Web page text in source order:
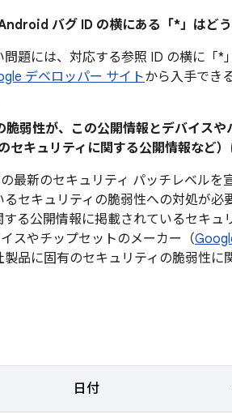
バグ ID の横にある「*」はど
題には、対応する参照 ID の横に「
デベロッパー サイトから入手でき
脆弱性が、この公開情報とデバイス
セキュリティに関する公開情報など
最新のセキュリティ パッチレベル
セキュリティの脆弱性への対処が
る公開情報に掲載されているセキ
スやチップセットのメーカー（
製品に固有のセキュリティの脆弱性に
日付